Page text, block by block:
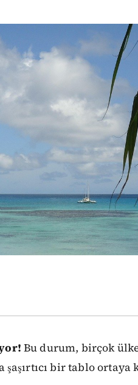
Bu durum, birçok
şaşırtıcı bir tablo ortaya